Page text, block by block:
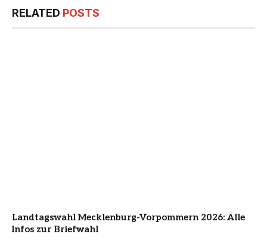
RELATED POSTS
Landtagswahl Mecklenburg-Vorpommern 2026: Alle
Infos zur Briefwahl